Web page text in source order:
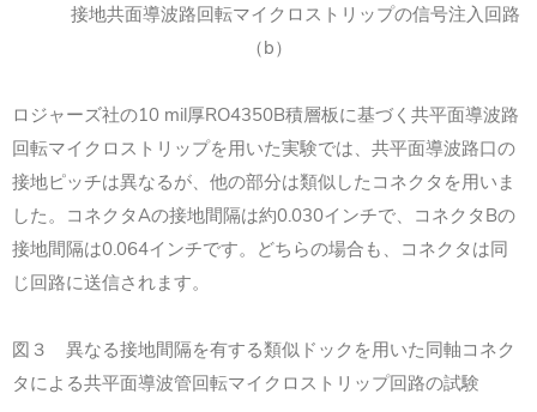
接地共面導波路回転マイクロストリップの信号注入回路
（b）
ロジャーズ社の10 mil厚RO4350B積層板に基づく共平面導波路
回転マイクロストリップを用いた実験では、共平面導波路口の
接地ピッチは異なるが、他の部分は類似したコネクタを用いま
した。コネクタAの接地間隔は約0.030インチで、コネクタ Bの
接地間隔は0.064インチです。どちらの場合も、コネクタは同
じ回路に送信されます。
図３ 異なる接地間隔を有する類似ドックを用いた同軸コネク
タによる共平面導波管回転マイクロストリップ回路の試験